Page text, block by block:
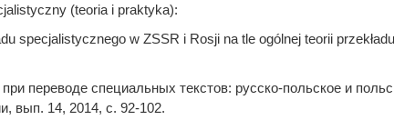
(teoria i praktyka):
specjalistycznego w ZSSR i Rosji na tle ogólnej teorii
переводе специальных текстов: русско-польское и
вып. 14, 2014, с. 92-102.